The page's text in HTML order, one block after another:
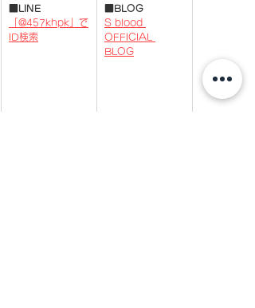
LINE
「@457khpk」で
ID検索
■BLOG
S blood
OFFICIAL
BLOG